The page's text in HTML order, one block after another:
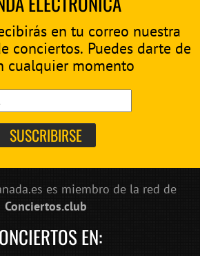
en tu correo nuestra
conciertos. Puedes darte de
cualquier momento
es miembro de la red de
Conciertos.club
EN: